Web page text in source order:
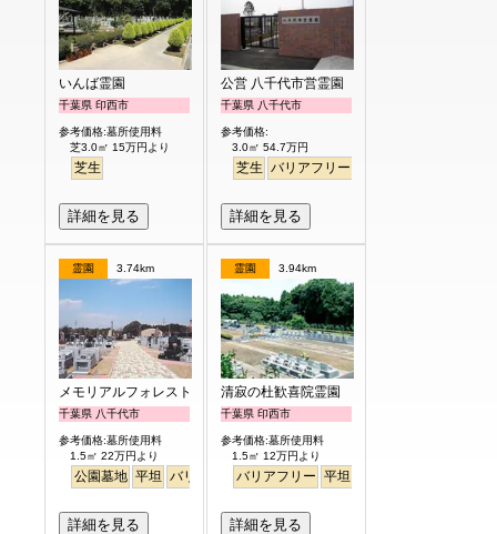
いんば霊園
千葉県 印西市
参考価格:墓所使用料
芝3.0㎡ 15万円より
芝生
詳細を見る
公営 八千代市営霊園
千葉県 八千代市
参考価格:
3.0㎡ 54.7万円
芝生 バリアフリー
詳細を見る
霊園 3.74km
メモリアルフォレスト八千代
千葉県 八千代市
参考価格:墓所使用料
1.5㎡ 22万円より
公園墓地 平坦 バリアフリー
詳細を見る
霊園 3.94km
清寂の杜歓喜院霊園
千葉県 印西市
参考価格:墓所使用料
1.5㎡ 12万円より
バリアフリー 平坦
詳細を見る